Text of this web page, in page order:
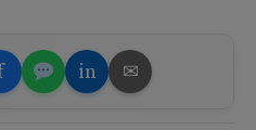
in ✉